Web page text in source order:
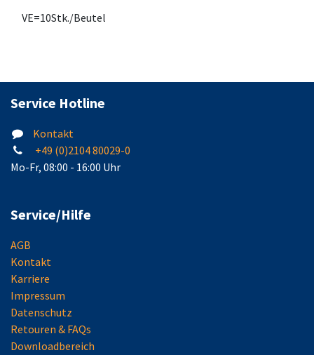
VE=10Stk./Beutel
Service Hotline
Kontakt
+49 (0)2104 80029-0
Mo-Fr, 08:00 - 16:00 Uhr
Service/Hilfe
AGB
Kontakt
Karriere
Impressum
Datenschutz
Retouren & FAQs
Downloadbereich